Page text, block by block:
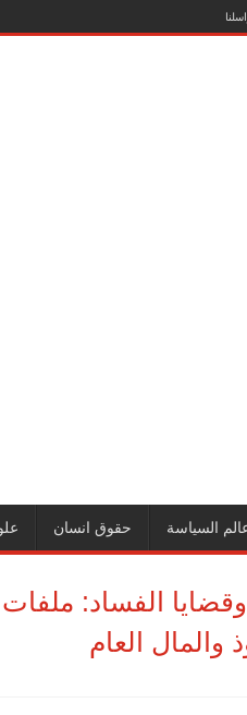
السياسة حقوق انسان
وقضايا الفساد:
والمال العام